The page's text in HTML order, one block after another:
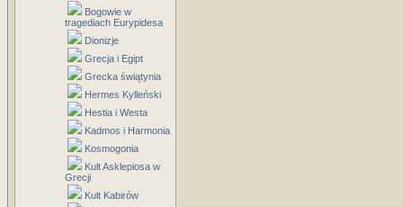
Bogowie w
tragediach Eurypidesa
Dionizje
Grecja i Egipt
Grecka świątynia
Hermes Kylleński
Hestia i Westa
Kadmos i Harmonia
Kosmogonia
Kult Asklepiosa w
Grecji
Kult Kabirów